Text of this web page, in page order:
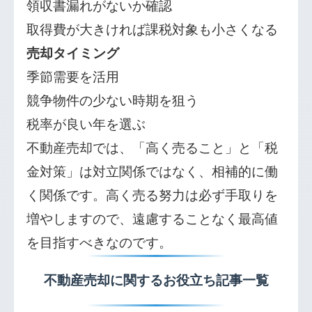
領収書漏れがないか確認
取得費が大きければ課税対象も小さくなる
売却タイミング
季節需要を活用
競争物件の少ない時期を狙う
税率が良い年を選ぶ
不動産売却では、「高く売ること」と「税
金対策」は対立関係ではなく、相補的に働
く関係です。高く売る努力は必ず手取りを
増やしますので、遠慮することなく最高値
を目指すべきなのです。
不動産売却に関するお役立ち記事一覧